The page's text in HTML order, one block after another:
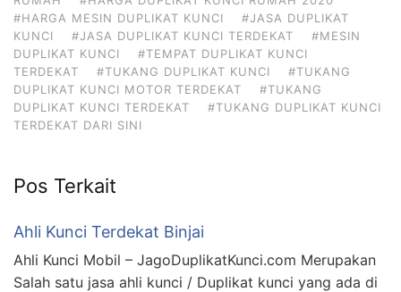
#HARGA MESIN DUPLIKAT KUNCI
#JASA DUPLIKAT
KUNCI
#JASA DUPLIKAT KUNCI TERDEKAT
#MESIN
DUPLIKAT KUNCI
#TEMPAT DUPLIKAT KUNCI
TERDEKAT
#TUKANG DUPLIKAT KUNCI
#TUKANG
DUPLIKAT KUNCI MOTOR TERDEKAT
#TUKANG
DUPLIKAT KUNCI TERDEKAT
#TUKANG DUPLIKAT KUNCI
TERDEKAT DARI SINI
Pos Terkait
Ahli Kunci Terdekat Binjai
Ahli Kunci Mobil – JagoDuplikatKunci.com Merupakan
Salah satu jasa ahli kunci / Duplikat kunci yang ada di